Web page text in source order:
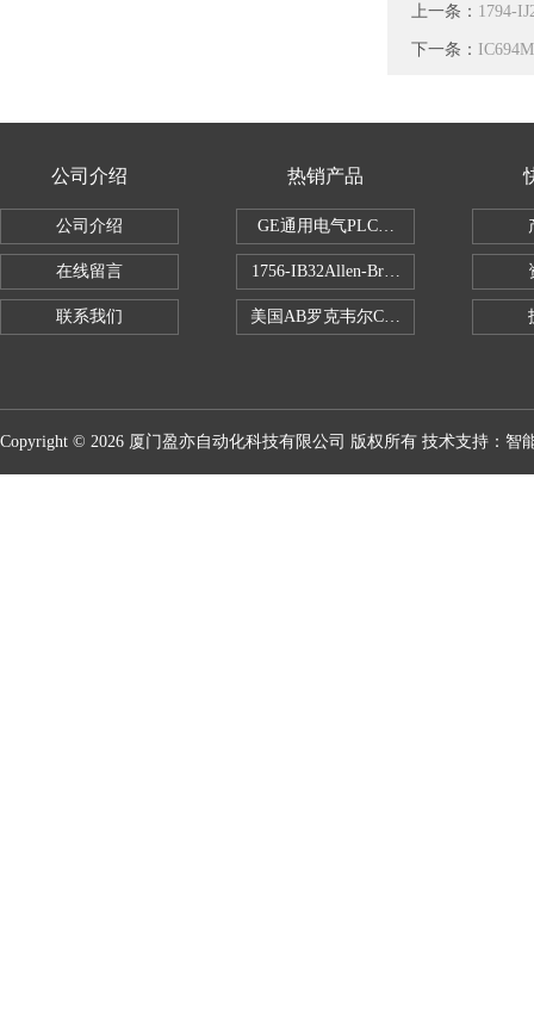
上一条： 1794-
下一条：
公司介绍
公司介绍
在线留言
联系我们
热销产品
GE通用电气PLC控制器
1756-IB32Allen-Bradley1756IB32数字
美国AB罗克韦尔CPU处理器
Copyright © 2026 厦门盈亦自动化科技有限公司 版权所有 技术支持： 智